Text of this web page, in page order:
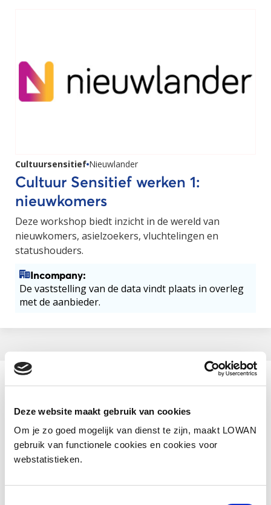
Deze website maakt gebruik van cookies
Om je zo goed mogelijk van dienst te zijn, maakt LOWAN
gebruik van functionele cookies en cookies voor
webstatistieken.
Cultuursensitief Nieuwlander
Cultuur Sensitief werken 1:
nieuwkomers
Deze workshop biedt inzicht in de wereld van
nieuwkomers, asielzoekers, vluchtelingen en
statushouders.
Incompany:
De vaststelling van de data vindt plaats in overleg
met de aanbieder.
Nieuwlander
Categorie
Cultuursensitief
Website